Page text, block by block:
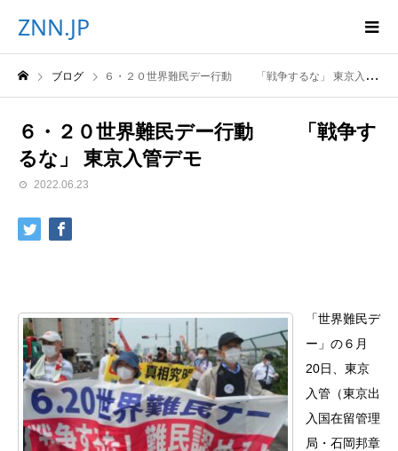
ZNN.JP
ブログ ６・２０世界難民デー行動 「戦争するな」 東京入管デモ
６・２０世界難民デー行動 「戦争す
るな」 東京入管デモ
2022.06.23
「世界難民デ
ー」の６月
20日、東京
入管（東京出
入国在留管理
局・石岡邦章